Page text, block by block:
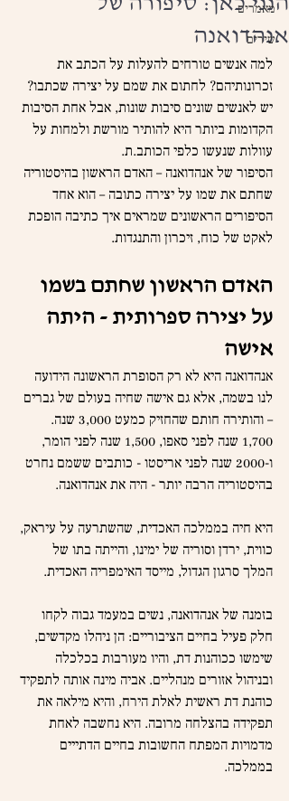
מאמרים
שירים
אנהדואנה
למה אנשים טורחים להעלות על הכתב את
זכרונותיהם? לחתום את שמם על יצירה שכתבו?
יש לאנשים שונים סיבות שונות, אבל אחת הסיבות
הקדומות ביותר היא להותיר מורשת ולמחות על
עוולות שנעשו כלפי הכותב.ת.
הסיפור של אנהדואנה – האדם הראשון בהיסטוריה
שחתם את שמו על יצירה כתובה – הוא אחד
הסיפורים הראשונים שמראים איך כתיבה הופכת
לאקט של כוח, זיכרון והתנגדות.
האדם הראשון שחתם בשמו
על יצירה ספרותית - היתה
אישה
אנהדואנה היא לא רק הסופרת הראשונה הידועה
לנו בשמה, אלא גם אישה שחיה בעולם של גברים
– והותירה חותם שהחזיק כמעט 3,000 שנה.
1,700 שנה לפני סאפו, 1,500 שנה לפני הומר,
ו-2000 שנה לפני אריסטו - כותבים ששמם נחרט
בהיסטוריה הרבה יותר - היה את אנהדואנה.
היא חיה בממלכה האכדית, שהשתרעה על עיראק,
כווית, ירדן וסוריה של ימינו, והייתה בתו של
המלך סרגון הגדול, מייסד האימפריה האכדית.
בזמנה של אנהדואנה, נשים במעמד גבוה לקחו
חלק פעיל בחיים הציבוריים: הן ניהלו מקדשים,
שימשו ככוהנות דת, והיו מעורבות בכלכלה
ובניהול אזורים מנהליים. אביה מינה אותה לתפקיד
כוהנת דת ראשית לאלת הירח, והיא מילאה את
תפקידה בהצלחה מרובה. היא נחשבה לאחת
מדמויות המפתח החשובות בחיים הדתייים
בממלכה.